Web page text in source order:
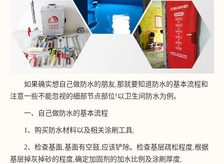
如果确实想自己做防水的朋友,那就要知道防水的基本流程和
注意一些不能忽视的细部节点部位!以卫生间防水为例。
一、自己做防水的基本流程
1、购买防水材料以及相关涂刷工具;
2、检查基面,基面有空鼓,应该铲除。检查基层疏松程度,根据
基层掉灰掉砂的程度,确定加固剂的加水比例及涂刷厚度;